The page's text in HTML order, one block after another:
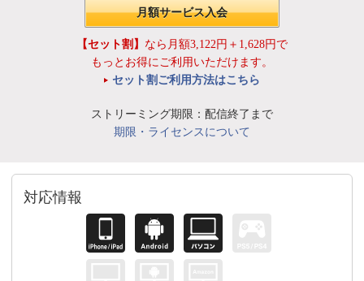
月額サービス入会
【セット割】 なら月額3,122円＋1,628円で
もっとお得にご利用いただけます。
セット割ご利用方法はこちら
ストリーミング期限：配信終了まで
期限・ライセンスについて
対応情報